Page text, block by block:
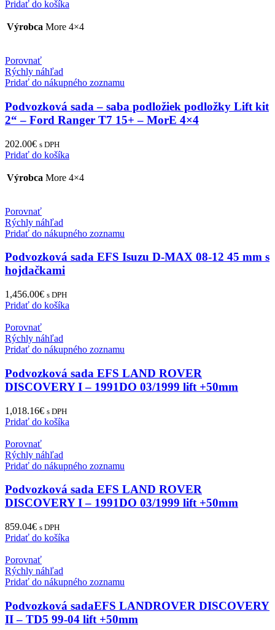
Pridať do košíka
Výrobca More 4×4
Porovnať
Rýchly náhľad
Pridať do nákupného zoznamu
Podvozková sada – saba podložiek podložky Lift kit
2“ – Ford Ranger T7 15+ – MorE 4×4
202.00€ s DPH
Pridať do košíka
Výrobca More 4×4
Porovnať
Rýchly náhľad
Pridať do nákupného zoznamu
Podvozková sada EFS Isuzu D-MAX 08-12 45 mm s
hojdačkami
1,456.00€ s DPH
Pridať do košíka
Porovnať
Rýchly náhľad
Pridať do nákupného zoznamu
Podvozková sada EFS LAND ROVER
DISCOVERY I – 1991DO 03/1999 lift +50mm
1,018.16€ s DPH
Pridať do košíka
Porovnať
Rýchly náhľad
Pridať do nákupného zoznamu
Podvozková sada EFS LAND ROVER
DISCOVERY I – 1991DO 03/1999 lift +50mm
859.04€ s DPH
Pridať do košíka
Porovnať
Rýchly náhľad
Pridať do nákupného zoznamu
Podvozková sadaEFS LANDROVER DISCOVERY
II – TD5 99-04 lift +50mm